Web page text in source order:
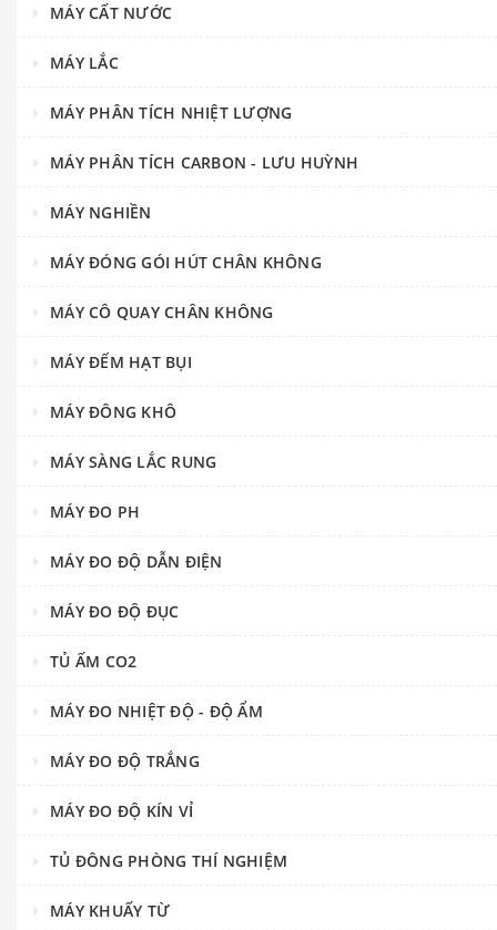
MÁY CẤT NƯỚC
MÁY LẮC
MÁY PHÂN TÍCH NHIỆT LƯỢNG
MÁY PHÂN TÍCH CARBON - LƯU HUỲNH
MÁY NGHIỀN
MÁY ĐÓNG GÓI HÚT CHÂN KHÔNG
MÁY CÔ QUAY CHÂN KHÔNG
MÁY ĐẾM HẠT BỤI
MÁY ĐÔNG KHÔ
MÁY SÀNG LẮC RUNG
MÁY ĐO PH
MÁY ĐO ĐỘ DẪN ĐIỆN
MÁY ĐO ĐỘ ĐỤC
TỦ ẤM CO2
MÁY ĐO NHIỆT ĐỘ - ĐỘ ẨM
MÁY ĐO ĐỘ TRẮNG
MÁY ĐO ĐỘ KÍN VỈ
TỦ ĐÔNG PHÒNG THÍ NGHIỆM
MÁY KHUẤY TỪ